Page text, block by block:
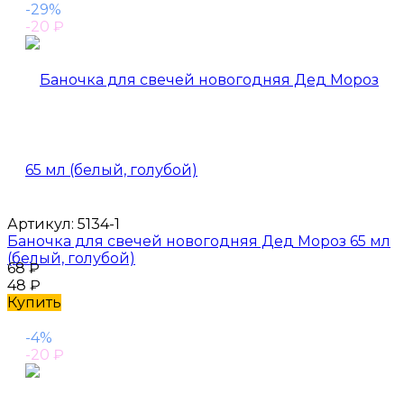
-29%
-20 ₽
Артикул: 5134-1
Баночка для свечей новогодняя Дед Мороз 65 мл
(белый, голубой)
68₽
48 ₽
Купить
-4%
-20 ₽